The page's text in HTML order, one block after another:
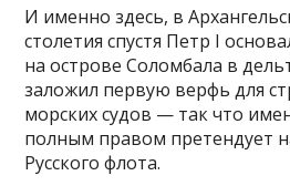
И именно здесь, в
столетия спустя Петр I
на острове Соломбала в
заложил первую верфь для
морских судов — так что
полным правом претендует
Русского флота.